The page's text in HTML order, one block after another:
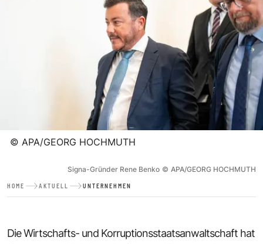
© APA/GEORG HOCHMUTH
Signa-Gründer Rene Benko © APA/GEORG HOCHMUTH
HOME AKTUELL UNTERNEHMEN
Die Wirtschafts- und Korruptionsstaatsanwaltschaft hat